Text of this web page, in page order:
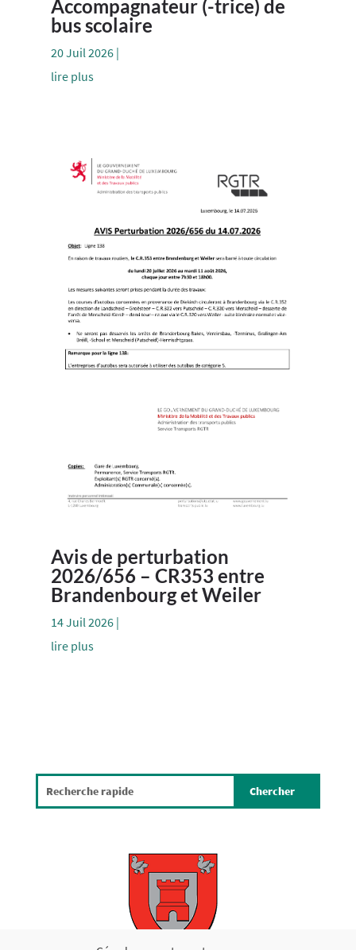
Accompagnateur (-trice) de
bus scolaire
20 Juil 2026|
lire plus
Avis de perturbation
2026/656 – CR353 entre
Brandenbourg et Weiler
14 Juil 2026|
lire plus